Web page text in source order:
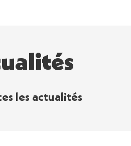
les actualités